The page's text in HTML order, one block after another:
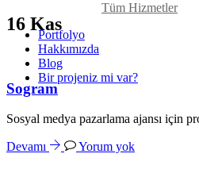
Tüm Hizmetler
Portfolyo
Hakkımızda
Blog
Bir projeniz mi var?
16 Kas
Sogram
Sosyal medya pazarlama ajansı için
Devamı Yorum yok